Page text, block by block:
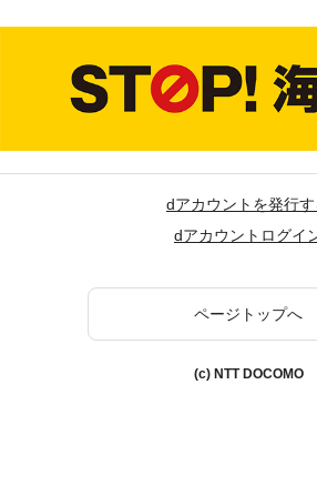
dアカウントを発行す
dアカウントログイ
ページトップへ
(c) NTT DOCOMO